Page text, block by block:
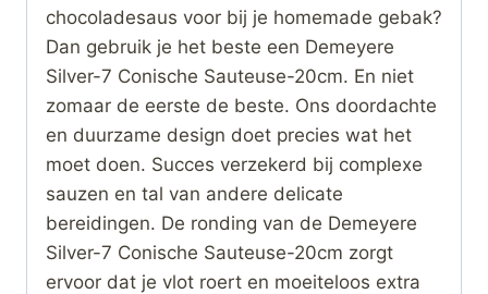
chocoladesaus voor bij je homemade gebak?
Dan gebruik je het beste een Demeyere
Silver-7 Conische Sauteuse-20cm. En niet
zomaar de eerste de beste. Ons doordachte
en duurzame design doet precies wat het
moet doen. Succes verzekerd bij complexe
sauzen en tal van andere delicate
bereidingen. De ronding van de Demeyere
Silver-7 Conische Sauteuse-20cm zorgt
ervoor dat je vlot roert en moeiteloos extra